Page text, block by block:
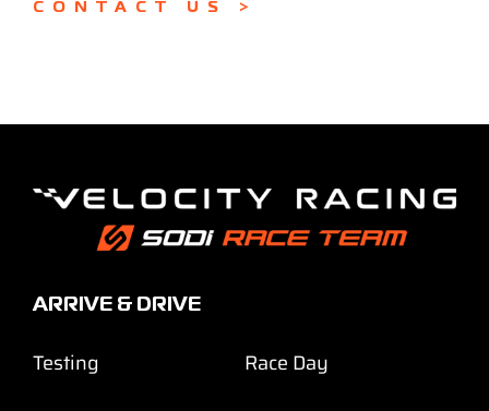
CONTACT US >
ARRIVE & DRIVE
Testing Race Day